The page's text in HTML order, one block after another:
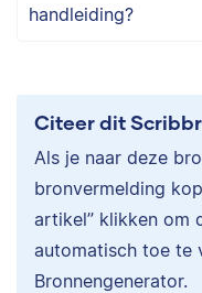
handleiding?
Citeer dit
Als je naar deze
bronvermelding
artikel” klikken om
automatisch toe te
Bronnengenerator.